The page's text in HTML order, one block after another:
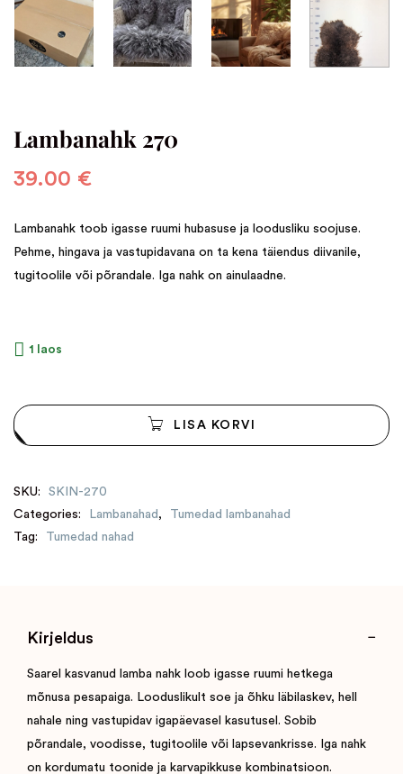
Lambanahk 270
39.00 €
Lambanahk toob igasse ruumi hubasuse ja loodusliku soojuse.
Pehme, hingava ja vastupidavana on ta kena täiendus diivanile,
tugitoolile või põrandale. Iga nahk on ainulaadne.
1 laos
LISA KORVI
SKU:
SKIN-270
Categories:
Lambanahad ,
Tumedad lambanahad
Tag:
Tumedad nahad
Kirjeldus
Saarel kasvanud lamba nahk loob igasse ruumi hetkega
mõnusa pesapaiga. Looduslikult soe ja õhku läbilaskev, hell
nahale ning vastupidav igapäevasel kasutusel. Sobib
põrandale, voodisse, tugitoolile või lapsevankrisse. Iga nahk
on kordumatu toonide ja karvapikkuse kombinatsioon.